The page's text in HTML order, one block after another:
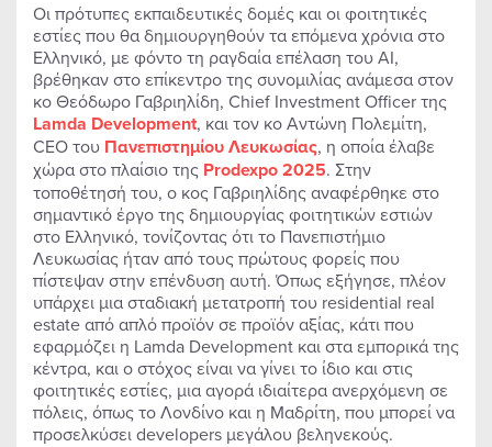
Οι πρότυπες εκπαιδευτικές δομές και οι φοιτητικές
εστίες που θα δημιουργηθούν τα επόμενα χρόνια στο
Ελληνικό, με φόντο τη ραγδαία επέλαση του ΑΙ,
βρέθηκαν στο επίκεντρο της συνομιλίας ανάμεσα στον
κο Θεόδωρο Γαβριηλίδη, Chief Investment Officer της
Lamda Development, και τον κο Αντώνη Πολεμίτη,
CEO του Πανεπιστημίου Λευκωσίας, η οποία έλαβε
χώρα στο πλαίσιο της Prodexpo2025. Στην
τοποθέτησή του, ο κος Γαβριηλίδης αναφέρθηκε στο
σημαντικό έργο της δημιουργίας φοιτητικών εστιών
στο Ελληνικό, τονίζοντας ότι το Πανεπιστήμιο
Λευκωσίας ήταν από τους πρώτους φορείς που
πίστεψαν στην επένδυση αυτή. Όπως εξήγησε, πλέον
υπάρχει μια σταδιακή μετατροπή του residential real
estate από απλό προϊόν σε προϊόν αξίας, κάτι που
εφαρμόζει η Lamda Development και στα εμπορικά της
κέντρα, και ο στόχος είναι να γίνει το ίδιο και στις
φοιτητικές εστίες, μια αγορά ιδιαίτερα ανερχόμενη σε
πόλεις, όπως το Λονδίνο και η Μαδρίτη, που μπορεί να
προσελκύσει developers μεγάλου βεληνεκούς.